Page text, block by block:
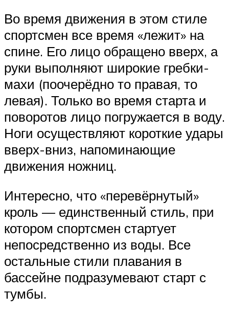
Во время движения в этом стиле
спортсмен все время «лежит» на
спине. Его лицо обращено вверх, а
руки выполняют широкие гребки-
махи (поочерёдно то правая, то
левая). Только во время старта и
поворотов лицо погружается в воду.
Ноги осуществляют короткие удары
вверх-вниз, напоминающие
движения ножниц.
Интересно, что «перевёрнутый»
кроль — единственный стиль, при
котором спортсмен стартует
непосредственно из воды. Все
остальные стили плавания в
бассейне подразумевают старт с
тумбы.